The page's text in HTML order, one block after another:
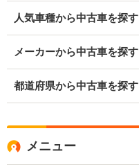
人気車種から中古車を探す
メーカーから中古車を探す
都道府県から中古車を探す
メニュー